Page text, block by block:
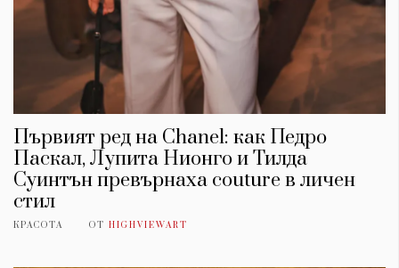
Първият ред на Chanel: как Педро
Паскал, Лупита Нионго и Тилда
Суинтън превърнаха couture в личен
стил
КРАСОТА ОТ HIGHVIEWART
КАТЕГОРИИ